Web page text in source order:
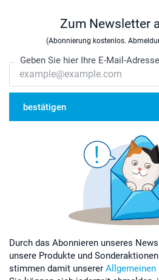
Zum Newsletter
(Abonnierung kostenlos.
Geben Sie hier Ihre E-Mail-
bestätigen
Durch das Abonnieren unseres
unsere Produkte und
stimmen damit unserer Allgemeinen